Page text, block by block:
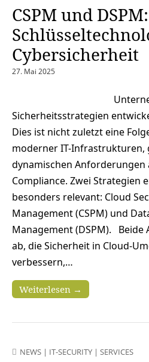
CSPM und DSPM:
Cybersicherheit
27. Mai 2025
Sicherheitsstrategien
Dies ist nicht zuletzt eine
moderner IT-Infrastrukturen,
dynamischen Anforderungen
Compliance. Zwei Strategien
besonders relevant: Cloud
Management (CSPM) und
Management (DSPM). Beide
ab, die Sicherheit in Cloud-
verbessern,…
Weiterlesen →
NEWS | IT-SECURITY | SERVICES